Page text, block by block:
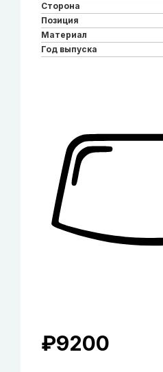
Сторона
Позиция
Материал
Год выпуска
₽9200